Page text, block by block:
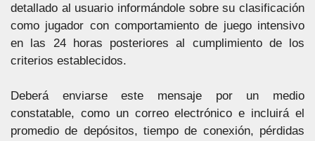
detallado al usuario informándole sobre su clasificación
como jugador con comportamiento de juego intensivo
en las 24 horas posteriores al cumplimiento de los
criterios establecidos.
Deberá enviarse este mensaje por un medio
constatable, como un correo electrónico e incluirá el
promedio de depósitos, tiempo de conexión, pérdidas